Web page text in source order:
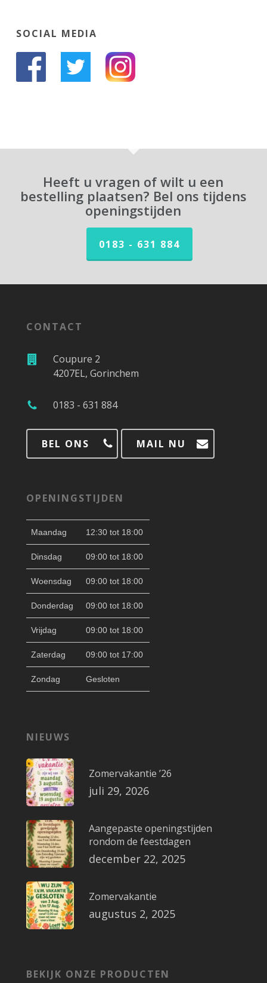
SOCIAL MEDIA
Heeft u vragen of wilt u een
bestelling plaatsen? Bel ons tijdens
openingstijden
0183 - 631 884
CONTACT
Coupure 2
4207EL, Gorinchem
0183 - 631 884
BEL ONS MAIL NU
OPENINGSTIJDEN
Maandag 12:30 tot 18:00
Dinsdag 09:00 tot 18:00
Woensdag 09:00 tot 18:00
Donderdag 09:00 tot 18:00
Vrijdag 09:00 tot 18:00
Zaterdag 09:00 tot 17:00
Zondag Gesloten
NIEUWS
Zomervakantie ’26
juli 29, 2026
Aangepaste openingstijden
rondom de feestdagen
december 22, 2025
Zomervakantie
augustus 2, 2025
BEKIJK ONZE PRODUCTEN